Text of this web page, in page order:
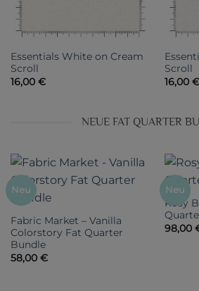
Essentials White on Cream
Scroll
16,00 €
Scroll
16,00 €
NEUE FAT QUARTER
Neu
Fabric Market – Vanilla
Colorstory Fat Quarter
Bundle
58,00 €
Neu
Rosy
98,00